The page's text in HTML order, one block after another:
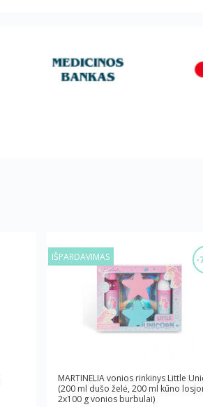
-
IŠPARDAVIMAS
MARTINELIA vonios rinkinys Little
(200 ml dušo želė, 200 ml kūno
2x100 g vonios burbulai)